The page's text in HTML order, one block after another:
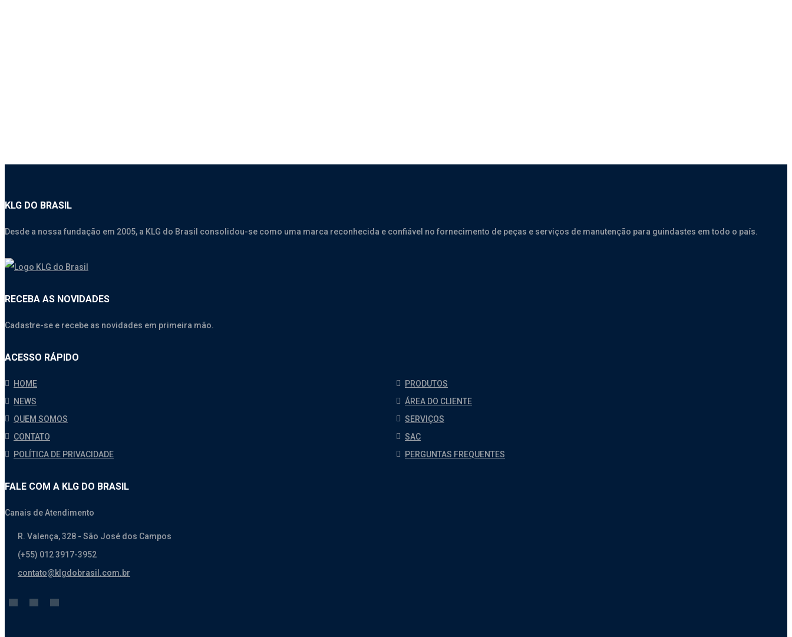
KLG DO BRASIL
Desde a nossa fundação em 2005, a KLG do Brasil consolidou-se como uma marca reconhecida e confiável no fornecimento de peças e serviços de manutenção para guindastes em todo o país.
RECEBA AS NOVIDADES
Cadastre-se e recebe as novidades em primeira mão.
ACESSO RÁPIDO
HOME
PRODUTOS
NEWS
ÁREA DO CLIENTE
QUEM SOMOS
SERVIÇOS
CONTATO
SAC
POLÍTICA DE PRIVACIDADE
PERGUNTAS FREQUENTES
FALE COM A KLG DO BRASIL
Canais de Atendimento
R. Valença, 328 - São José dos Campos
(+55) 012 3917-3952
contato@klgdobrasil.com.br